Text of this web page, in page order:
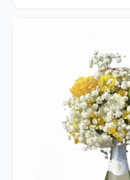
Roșii și Șampanie rose